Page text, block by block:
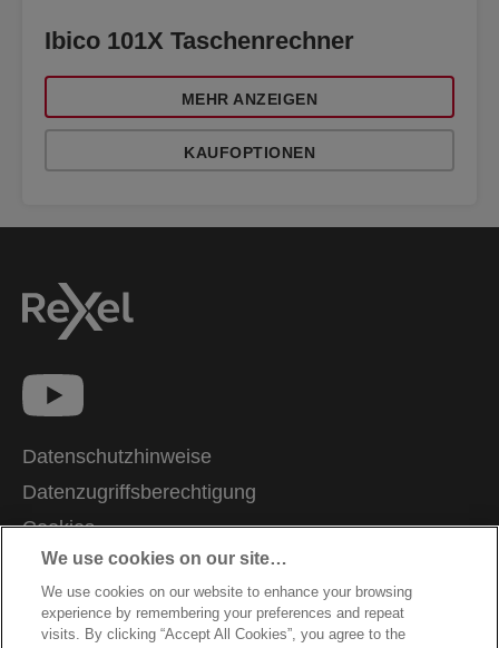
Ibico 101X Taschenrechner
MEHR ANZEIGEN
KAUFOPTIONEN
Datenschutzhinweise
Datenzugriffsberechtigung
Cookies
Legal Notice
Impressum
Kundenservice
We use cookies on our site…
We use cookies on our website to enhance your browsing
experience by remembering your preferences and repeat
visits. By clicking “Accept All Cookies”, you agree to the